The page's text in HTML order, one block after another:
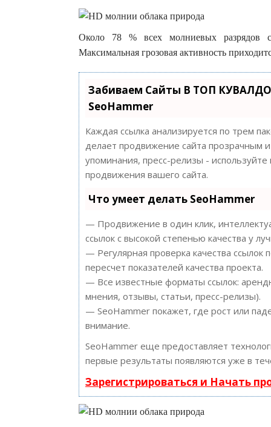
Около 78 % всех молниевых разрядов
Максимальная грозовая активность
Забиваем Сайты В ТОП
SeoHammer
Каждая ссылка анализируется по трем
делает продвижение сайта прозрачным
упоминания, пресс-релизы -
продвижения вашего сайта.
Что умеет делать SeoHammer
— Продвижение в один клик,
ссылок с высокой степенью качества у
— Регулярная проверка качества
пересчет показателей качества проекта.
— Все известные форматы ссылок:
мнения, отзывы, статьи, пресс-релизы).
— SeoHammer покажет, где рост или
внимание.
SeoHammer еще предоставляет
первые результаты появляются уже в
Зарегистрироваться и Начать